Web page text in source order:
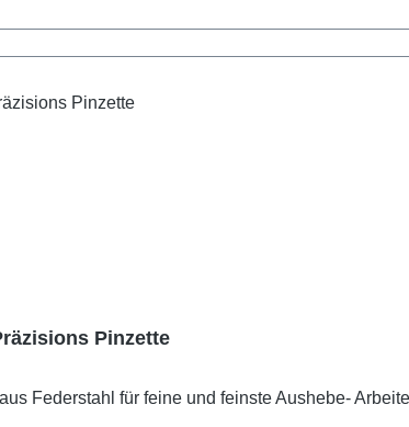
Pinzette
Federstahl für feine und feinste Aushebe-